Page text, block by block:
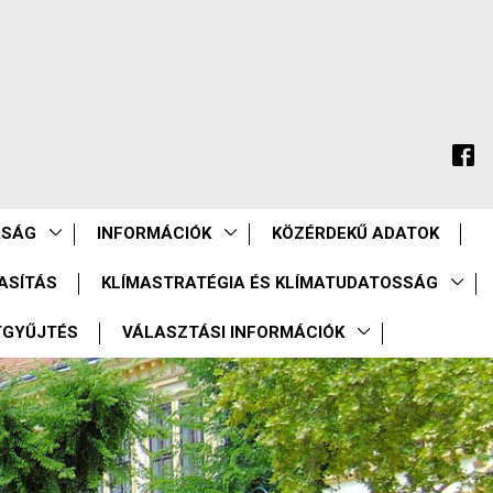
INFORMÁCIÓK KÖZÉRDEKŰ ADATOK
KLÍMASTRATÉGIA ÉS KLÍMATUDATOSSÁG
VÁLASZTÁSI INFORMÁCIÓK